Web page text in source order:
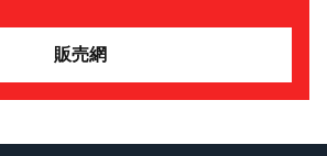
販売網